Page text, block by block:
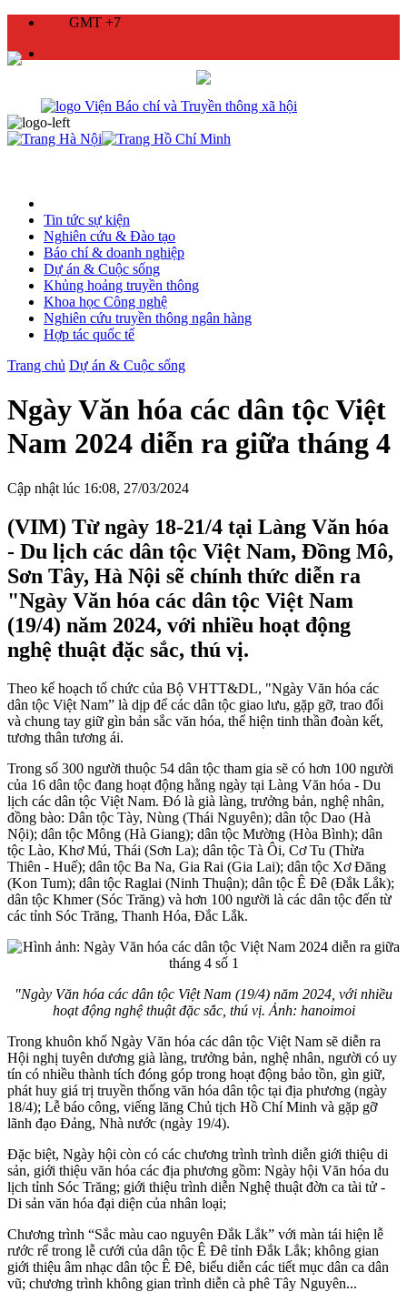
GMT +7
Tin tức sự kiện
Nghiên cứu & Đào tạo
Báo chí & doanh nghiệp
Dự án & Cuộc sống
Khủng hoảng truyền thông
Khoa học Công nghệ
Nghiên cứu truyền thông ngân hàng
Hợp tác quốc tế
Trang chủ Dự án & Cuộc sống
Ngày Văn hóa các dân tộc Việt
Nam 2024 diễn ra giữa tháng 4
Cập nhật lúc 16:08, 27/03/2024
(VIM) Từ ngày 18-21/4 tại Làng Văn hóa
- Du lịch các dân tộc Việt Nam, Đồng Mô,
Sơn Tây, Hà Nội sẽ chính thức diễn ra
"Ngày Văn hóa các dân tộc Việt Nam
(19/4) năm 2024, với nhiều hoạt động
nghệ thuật đặc sắc, thú vị.
Theo kế hoạch tổ chức của Bộ VHTT&DL, "Ngày Văn hóa các
dân tộc Việt Nam” là dịp để các dân tộc giao lưu, gặp gỡ, trao đổi
và chung tay giữ gìn bản sắc văn hóa, thể hiện tinh thần đoàn kết,
tương thân tương ái.
Trong số 300 người thuộc 54 dân tộc tham gia sẽ có hơn 100 người
của 16 dân tộc đang hoạt động hằng ngày tại Làng Văn hóa - Du
lịch các dân tộc Việt Nam. Đó là già làng, trưởng bản, nghệ nhân,
đồng bào: Dân tộc Tày, Nùng (Thái Nguyên); dân tộc Dao (Hà
Nội); dân tộc Mông (Hà Giang); dân tộc Mường (Hòa Bình); dân
tộc Lào, Khơ Mú, Thái (Sơn La); dân tộc Tà Ôi, Cơ Tu (Thừa
Thiên - Huế); dân tộc Ba Na, Gia Rai (Gia Lai); dân tộc Xơ Đăng
(Kon Tum); dân tộc Raglai (Ninh Thuận); dân tộc Ê Đê (Đắk Lắk);
dân tộc Khmer (Sóc Trăng) và hơn 100 người là các dân tộc đến từ
các tỉnh Sóc Trăng, Thanh Hóa, Đắc Lắk.
"Ngày Văn hóa các dân tộc Việt Nam (19/4) năm 2024, với nhiều
hoạt động nghệ thuật đặc sắc, thú vị. Ảnh: hanoimoi
Trong khuôn khổ Ngày Văn hóa các dân tộc Việt Nam sẽ diễn ra
Hội nghị tuyên dương già làng, trưởng bản, nghệ nhân, người có uy
tín có nhiều thành tích đóng góp trong hoạt động bảo tồn, gìn giữ,
phát huy giá trị truyền thống văn hóa dân tộc tại địa phương (ngày
18/4); Lễ báo công, viếng lăng Chủ tịch Hồ Chí Minh và gặp gỡ
lãnh đạo Đảng, Nhà nước (ngày 19/4).
Đặc biệt, Ngày hội còn có các chương trình trình diễn giới thiệu di
sản, giới thiệu văn hóa các địa phương gồm: Ngày hội Văn hóa du
lịch tỉnh Sóc Trăng; giới thiệu trình diễn Nghệ thuật đờn ca tài tử -
Di sản văn hóa đại diện của nhân loại;
Chương trình “Sắc màu cao nguyên Đắk Lắk” với màn tái hiện lễ
rước rể trong lễ cưới của dân tộc Ê Đê tỉnh Đắk Lắk; không gian
giới thiệu âm nhạc dân tộc Ê Đê, biểu diễn các tiết mục dân ca dân
vũ; chương trình không gian trình diễn cà phê Tây Nguyên...